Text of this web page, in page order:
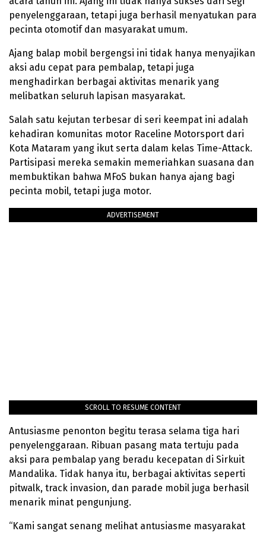
penyelenggaraan, tetapi juga berhasil menyatukan para
pecinta otomotif dan masyarakat umum.
Ajang balap mobil bergengsi ini tidak hanya menyajikan
aksi adu cepat para pembalap, tetapi juga
menghadirkan berbagai aktivitas menarik yang
melibatkan seluruh lapisan masyarakat.
Salah satu kejutan terbesar di seri keempat ini adalah
kehadiran komunitas motor Raceline Motorsport dari
Kota Mataram yang ikut serta dalam kelas Time-Attack.
Partisipasi mereka semakin memeriahkan suasana dan
membuktikan bahwa MFoS bukan hanya ajang bagi
pecinta mobil, tetapi juga motor.
ADVERTISEMENT
SCROLL TO RESUME CONTENT
Antusiasme penonton begitu terasa selama tiga hari
penyelenggaraan. Ribuan pasang mata tertuju pada
aksi para pembalap yang beradu kecepatan di Sirkuit
Mandalika. Tidak hanya itu, berbagai aktivitas seperti
pitwalk, track invasion, dan parade mobil juga berhasil
menarik minat pengunjung.
“Kami sangat senang melihat antusiasme masyarakat